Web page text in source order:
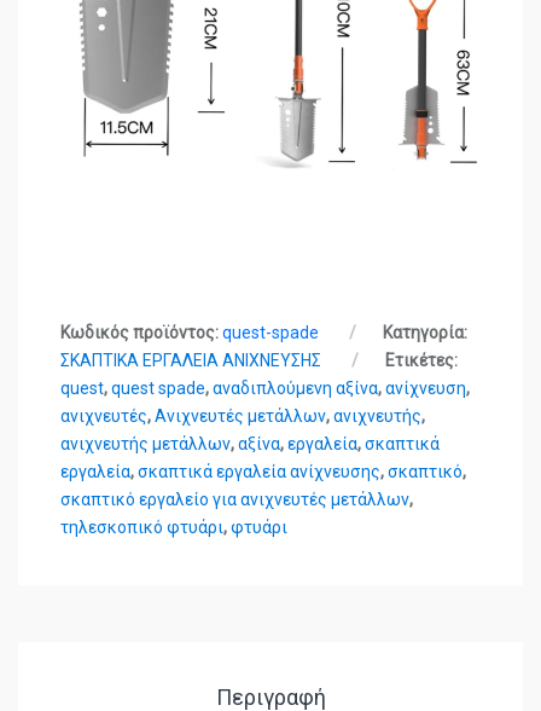
Κωδικός προϊόντος:quest-spade
Κατηγορία:
ΣΚΑΠΤΙΚΑ ΕΡΓΑΛΕΙΑ ΑΝΙΧΝΕΥΣΗΣ
Ετικέτες:
quest,quest spade,αναδιπλούμενη αξίνα,ανίχνευση,
ανιχνευτές,Ανιχνευτές μετάλλων,ανιχνευτής,
ανιχνευτής μετάλλων,αξίνα,εργαλεία,σκαπτικά
εργαλεία,σκαπτικά εργαλεία ανίχνευσης,σκαπτικό,
σκαπτικό εργαλείο για ανιχνευτές μετάλλων,
τηλεσκοπικό φτυάρι,φτυάρι
Περιγραφή